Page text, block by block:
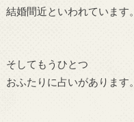
結婚間近といわれています。
そしてもうひとつ
おふたりに占いがあります。